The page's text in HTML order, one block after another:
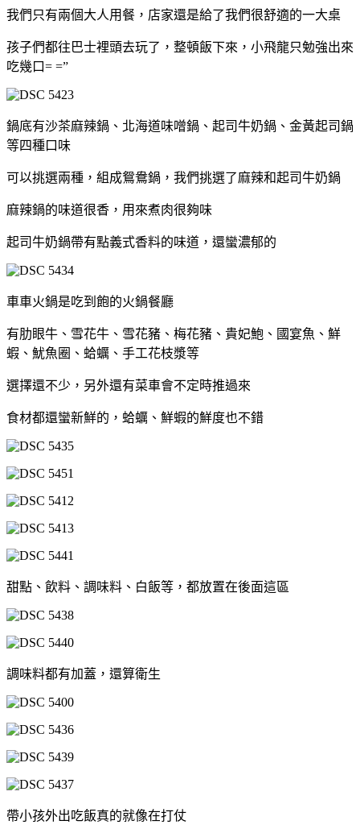
我們只有兩個大人用餐，店家還是給了我們很舒適的一大桌
孩子們都往巴士裡頭去玩了，整頓飯下來，小飛龍只勉強出來
吃幾口= =”
鍋底有沙茶麻辣鍋、北海道味噌鍋、起司牛奶鍋、金黃起司鍋
等四種口味
可以挑選兩種，組成鴛鴦鍋，我們挑選了麻辣和起司牛奶鍋
麻辣鍋的味道很香，用來煮肉很夠味
起司牛奶鍋帶有點義式香料的味道，還蠻濃郁的
車車火鍋是吃到飽的火鍋餐廳
有肋眼牛、雪花牛、雪花豬、梅花豬、貴妃鮑、國宴魚、鮮
蝦、魷魚圈、蛤蠣、手工花枝漿等
選擇還不少，另外還有菜車會不定時推過來
食材都還蠻新鮮的，蛤蠣、鮮蝦的鮮度也不錯
甜點、飲料、調味料、白飯等，都放置在後面這區
調味料都有加蓋，還算衛生
帶小孩外出吃飯真的就像在打仗